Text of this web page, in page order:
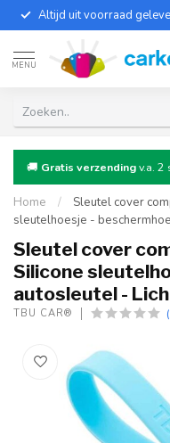
Altijd uit voorraad
MENU
🚚 Gratis verzendingv.a. 2
Home /
Sleutel cover
sleutelhoesje -
Sleutel cover
Silicone
autosleutel -
TBU CAR®